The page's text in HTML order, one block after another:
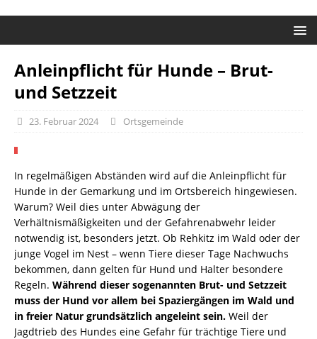
Anleinpflicht für Hunde – Brut-
und Setzzeit
23. Februar 2024 Ortsgemeinde
In regelmäßigen Abständen wird auf die Anleinpflicht für
Hunde in der Gemarkung und im Ortsbereich hingewiesen.
Warum? Weil dies unter Abwägung der
Verhältnismäßigkeiten und der Gefahrenabwehr leider
notwendig ist, besonders jetzt. Ob Rehkitz im Wald oder der
junge Vogel im Nest – wenn Tiere dieser Tage Nachwuchs
bekommen, dann gelten für Hund und Halter besondere
Regeln. Während dieser sogenannten Brut- und Setzzeit
muss der Hund vor allem bei Spaziergängen im Wald und
in freier Natur grundsätzlich angeleint sein. Weil der
Jagdtrieb des Hundes eine Gefahr für trächtige Tiere und